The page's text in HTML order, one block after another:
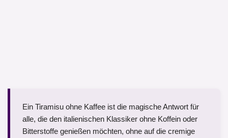
Ein Tiramisu ohne Kaffee ist die magische Antwort für
alle, die den italienischen Klassiker ohne Koffein oder
Bitterstoffe genießen möchten, ohne auf die cremige